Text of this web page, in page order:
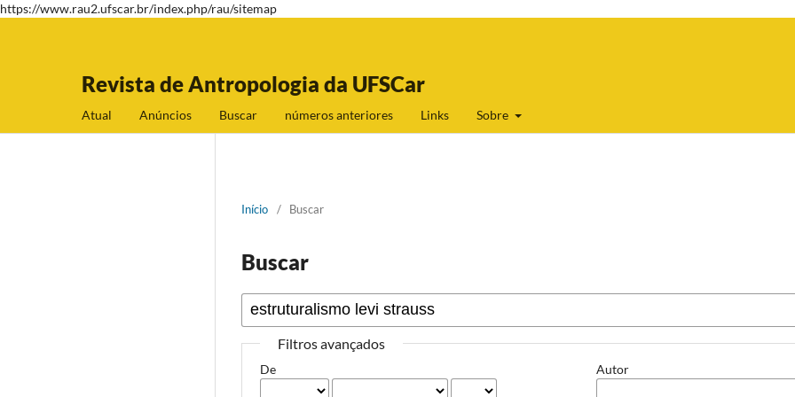
https://www.rau2.ufscar.br/index.php/rau/sitemap
Revista de Antropologia da UFSCar
Atual Anúncios Buscar números anteriores Links Sobre
Início / Buscar
Buscar
Filtros avançados
De Autor